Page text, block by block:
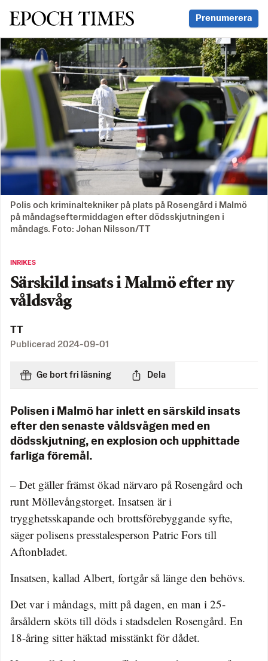
Svenska Epoch Times Prenumerera
Polis och kriminaltekniker på plats på Rosengård i Malmö
på måndagseftermiddagen efter dödsskjutningen i
måndags. Foto: Johan Nilsson/TT
INRIKES
Särskild insats i Malmö efter ny
våldsvåg
TT
Publicerad 2024-09-01
Ge bort fri läsning Dela
Polisen i Malmö har inlett en särskild insats
efter den senaste våldsvågen med en
dödsskjutning, en explosion och upphittade
farliga föremål.
– Det gäller främst ökad närvaro på Rosengård och
runt Möllevångstorget. Insatsen är i
trygghetsskapande och brottsförebyggande syfte,
säger polisens presstalesperson Patric Fors till
Aftonbladet.
Insatsen, kallad Albert, fortgår så länge den behövs.
Det var i måndags, mitt på dagen, en man i 25-
årsåldern sköts till döds i stadsdelen Rosengård. En
18-åring sitter häktad misstänkt för dådet.